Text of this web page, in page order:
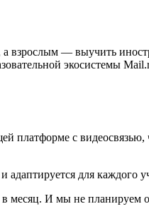
взрослым — выучить
экосистемы
платформе с видеосвязью,
для каждого
месяц. И мы не планируем